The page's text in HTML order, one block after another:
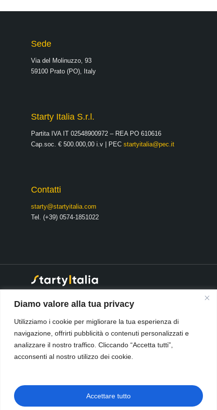
Diamo valore alla tua privacy
Utilizziamo i cookie per migliorare la tua esperienza di
navigazione, offrirti pubblicità o contenuti personalizzati e
analizzare il nostro traffico. Cliccando “Accetta tutti”,
acconsenti al nostro utilizzo dei cookie.
Accettare tutto
Sede
Via del Molinuzzo, 93
59100 Prato (PO), Italy
Starty Italia S.r.l.
Partita IVA IT 02548900972 – REA PO 610616
Cap.soc. € 500.000,00 i.v | PEC startyitalia@pec.it
Contatti
starty@startyitalia.com
Tel. (+39) 0574-1851022
Società soggetta a direzione e
Open Source Italia S.r.l. cod.
fisc. e Num. Reg Imprese
Pistoia-Prato.
Data Security & Privacy Policy
🇮🇹Privacy e Sicurezza Starty
Termini e Condizioni